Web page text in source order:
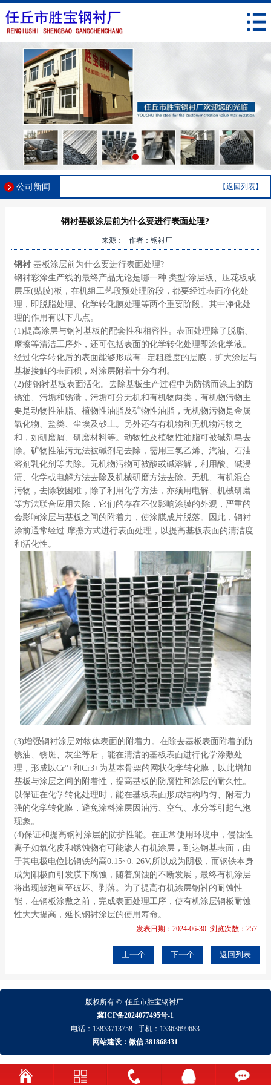
公司新闻 【返回列表】
钢衬基板涂层前为什么要进行表面处理?
来源： 作者：钢衬厂
钢衬 基板涂层前为什么要进行表面处理?
钢衬彩涂生产线的最终产品无论是哪一种 类型:涂层板、压花板或
层压(贴膜)板，在机组工艺段预处理阶段，都要经过表面净化处
理，即脱脂处理、化学转化膜处理等两个重要阶段。其中净化处
理的作用有以下几点。
(1)提高涂层与钢衬基板的配套性和相容性。表面处理除了脱脂、
摩擦等清洁工序外，还可包括表面的化学转化处理即涂化学液。
经过化学转化后的表面能够形成有--定粗糙度的层膜，扩大涂层与
基板接触的表面积，对涂层附着十分有利。
(2)使钢衬基板表面活化。去除基板生产过程中为防锈而涂上的防
锈油、污垢和锈溃，污垢可分无机和有机物两类，有机物污物主
要是动物性油脂、植物性油脂及矿物性油脂，无机物污物是金属
氧化物、盐类、尘埃及砂土。另外还有有机物和无机物污物之
和，如研磨屑、研磨材料等。动物性及植物性油脂可被碱剂皂去
除。矿物性油污无法被碱剂皂去除，需用三氯乙烯、汽油、石油
溶剂乳化剂等去除。无机物污物可被酸或碱溶解，利用酸、碱浸
渍、化学或电解方法去除及机械研磨方法去除。无机、有机混合
污物，去除较困难，除了利用化学方法，亦须用电解、机械研磨
等方法联合应用去除，它们的存在不仅影响涂膜的外观，严重的
会影响涂层与基板之间的附着力，使涂膜成片脱落。因此，钢衬
涂前通常经过.摩擦方式进行表面处理，以提高基板表面的清洁度
和活化性。
(3)增强钢衬涂层对物体表面的附着力。在除去基板表面附着的防
锈油、锈斑、灰尘等后，能在清洁的基板表面进行化学涂敷处
理，形成以Cr°+和Cr3+为基本骨架的网状化学转化膜，以此增加
基板与涂层之间的附着性，提高基板的防腐性和涂层的耐久性。
以保证在化学转化处理时，能在基板表面形成结构均匀、附着力
强的化学转化膜，避免涂料涂层因油污、空气、水分等引起气泡
现象。
(4)保证和提高钢衬涂层的防护性能。在正常使用环境中，侵蚀性
离子如氧化皮和锈蚀物有可能渗人有机涂层，到达钢基表面，由
于其电极电位比钢铁约高0.15~0. 26V,所以成为阴极，而钢铁本身
成为阳极而引发膜下腐蚀，随着腐蚀的不断发展，最终有机涂层
将出现鼓泡直至破坏、剥落。为了提高有机涂层钢衬的耐蚀性
能，在钢板涂敷之前，完成表面处理工序，使有机涂层钢板耐蚀
性大大提高，延长钢衬涂层的使用寿命。
发表日期：2024-06-30 浏览次数：257
上一个 下一个 返回列表
版权所有 ©任丘市胜宝钢衬厂
冀ICP备2024077495号-1
电话： 13833713758 手机： 13363699683
网站建设：微信 381868431